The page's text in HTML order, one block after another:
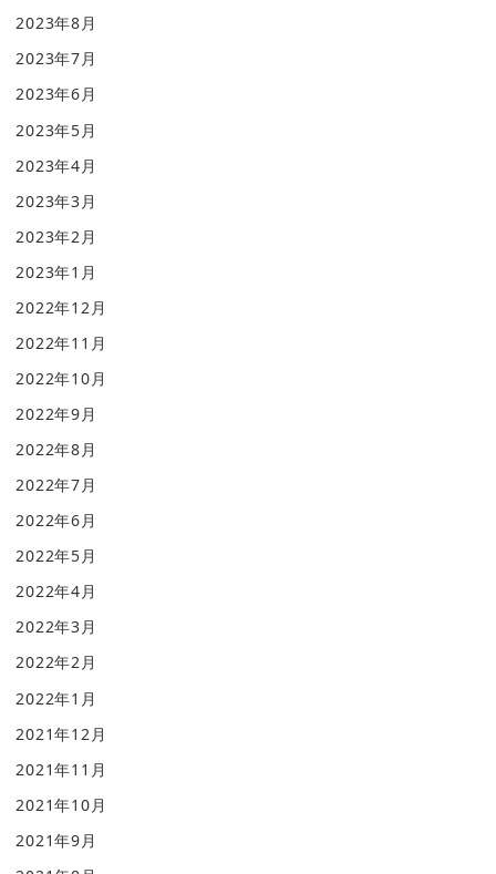
2023年8月
2023年7月
2023年6月
2023年5月
2023年4月
2023年3月
2023年2月
2023年1月
2022年12月
2022年11月
2022年10月
2022年9月
2022年8月
2022年7月
2022年6月
2022年5月
2022年4月
2022年3月
2022年2月
2022年1月
2021年12月
2021年11月
2021年10月
2021年9月